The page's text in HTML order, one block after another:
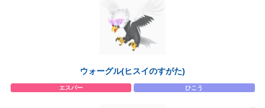
ウォーグル(ヒスイのすがた)
エスパー ひこう